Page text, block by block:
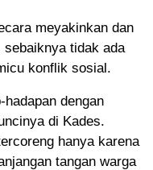
meyakinkan dan
tidak ada
konflik sosial.
hadapan dengan
di Kades.
hanya karena
tangan warga